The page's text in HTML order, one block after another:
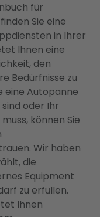
für
Sie eine
in Ihrer
Ihnen eine
den
Bedürfnisse zu
eine Autopanne
oder Ihr
können Sie
Wir haben
die
Equipment
zu erfüllen.
Ihnen